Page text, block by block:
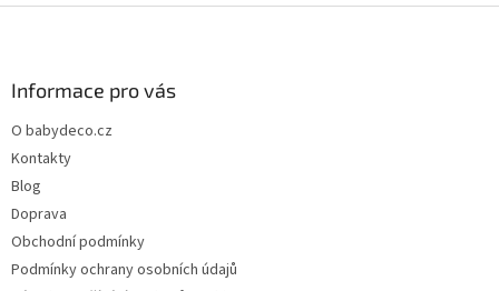
Informace pro vás
O babydeco.cz
Kontakty
Blog
Doprava
Obchodní podmínky
Podmínky ochrany osobních údajů